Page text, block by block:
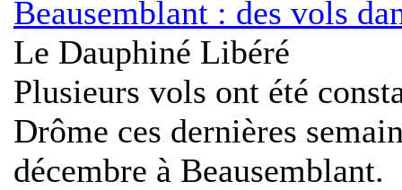
Beausemblant : des vols
Le Dauphiné Libéré
Plusieurs vols ont été
Drôme ces dernières
décembre à Beausemblant.